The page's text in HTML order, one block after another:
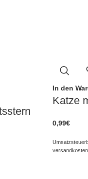
In den
Katze
0,99€